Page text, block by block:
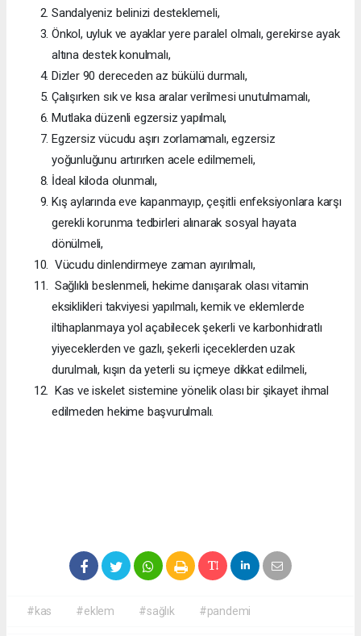
Sandalyeniz belinizi desteklemeli,
Önkol, uyluk ve ayaklar yere paralel olmalı, gerekirse ayak
altına destek konulmalı,
Dizler 90 dereceden az bükülü durmalı,
Çalışırken sık ve kısa aralar verilmesi unutulmamalı,
Mutlaka düzenli egzersiz yapılmalı,
Egzersiz vücudu aşırı zorlamamalı, egzersiz
yoğunluğunu artırırken acele edilmemeli,
İdeal kiloda olunmalı,
Kış aylarında eve kapanmayıp, çeşitli enfeksiyonlara karşı
gerekli korunma tedbirleri alınarak sosyal hayata
dönülmeli,
Vücudu dinlendirmeye zaman ayırılmalı,
Sağlıklı beslenmeli, hekime danışarak olası vitamin
eksiklikleri takviyesi yapılmalı, kemik ve eklemlerde
iltihaplanmaya yol açabilecek şekerli ve karbonhidratlı
yiyeceklerden ve gazlı, şekerli içeceklerden uzak
durulmalı, kışın da yeterli su içmeye dikkat edilmeli,
Kas ve iskelet sistemine yönelik olası bir şikayet ihmal
edilmeden hekime başvurulmalı.
#kas #eklem #sağlık #pandemi